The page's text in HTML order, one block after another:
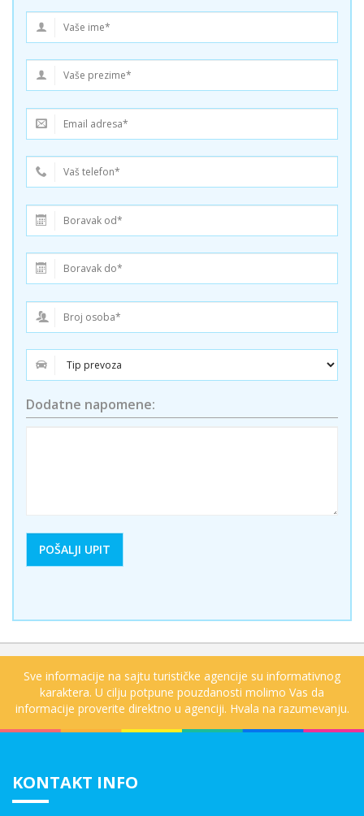
Dodatne napomene:
Sve informacije na sajtu turističke agencije su informativnog
karaktera. U cilju potpune pouzdanosti molimo Vas da
informacije proverite direktno u agenciji. Hvala na razumevanju.
KONTAKT INFO